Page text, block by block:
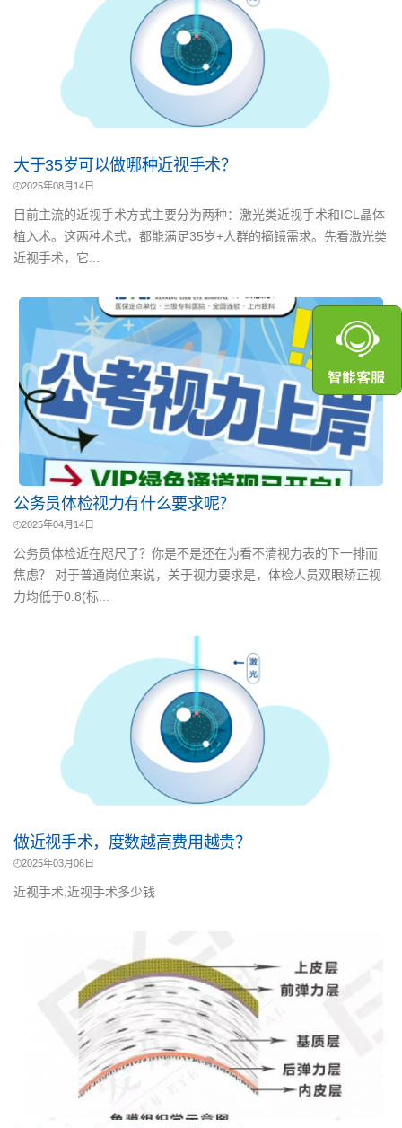
大于35岁可以做哪种近视手术？
2025年08月14日
目前主流的近视手术方式主要分为两种：激光类近视手术和ICL晶体
植入术。这两种术式，都能满足35岁+人群的摘镜需求。先看激光类
近视手术，它...
公务员体检视力有什么要求呢？
2025年04月14日
公务员体检近在咫尺了？你是不是还在为看不清视力表的下一排而
焦虑？ 对于普通岗位来说，关于视力要求是，体检人员双眼矫正视
力均低于0.8(标...
做近视手术，度数越高费用越贵？
2025年03月06日
近视手术,近视手术多少钱